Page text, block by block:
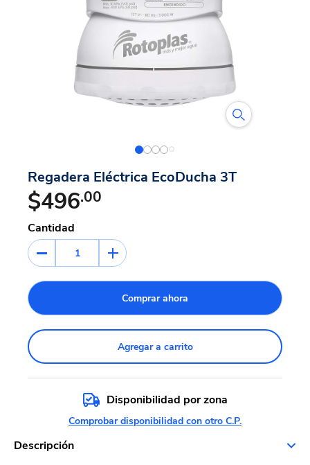
Regadera Eléctrica EcoDucha 3T
$496.00
Cantidad
1
Comprar ahora
Agregar a carrito
Disponibilidad por zona
Comprobar disponibilidad con otro C.P.
Descripción